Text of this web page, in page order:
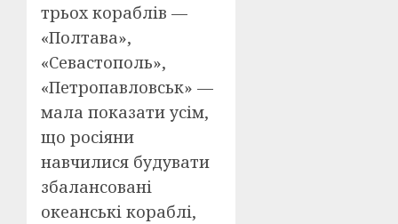
трьох кораблів —
«Полтава»,
«Севастополь»,
«Петропавловськ» —
мала показати усім,
що росіяни
навчилися будувати
збалансовані
океанські кораблі,